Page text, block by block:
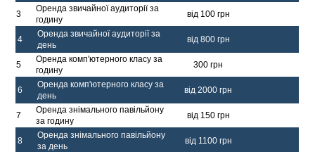
3
Оренда звичайної аудиторії за
годину
від 100 грн
4
Оренда звичайної аудиторії за
день
від 800 грн
5
Оренда комп'ютерного класу за
годину
300 грн
6
Оренда комп'ютерного класу за
день
від 2000 грн
7
Оренда знімального павільйону
за годину
від 150 грн
8
Оренда знімального павільйону
за день
від 1100 грн